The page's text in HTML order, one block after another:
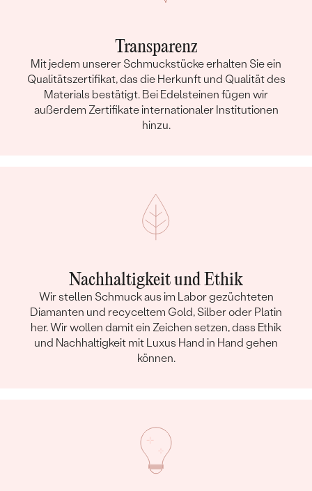
Transparenz
Mit jedem unserer Schmuckstücke erhalten Sie ein
Qualitätszertifikat, das die Herkunft und Qualität des
Materials bestätigt. Bei Edelsteinen fügen wir
außerdem Zertifikate internationaler Institutionen
hinzu.
Nachhaltigkeit und Ethik
Wir stellen Schmuck aus im Labor gezüchteten
Diamanten und recyceltem Gold, Silber oder Platin
her. Wir wollen damit ein Zeichen setzen, dass Ethik
und Nachhaltigkeit mit Luxus Hand in Hand gehen
können.